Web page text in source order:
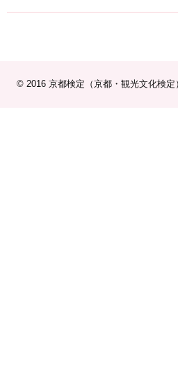
© 2016 京都検定（京都・観光文化検